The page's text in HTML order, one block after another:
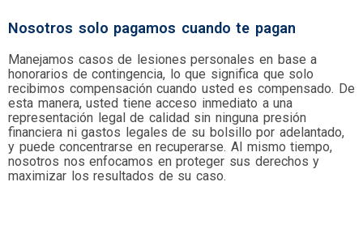
Nosotros solo pagamos cuando te pagan
Manejamos casos de lesiones personales en base a
honorarios de contingencia, lo que significa que solo
recibimos compensación cuando usted es compensado. De
esta manera, usted tiene acceso inmediato a una
representación legal de calidad sin ninguna presión
financiera ni gastos legales de su bolsillo por adelantado,
y puede concentrarse en recuperarse. Al mismo tiempo,
nosotros nos enfocamos en proteger sus derechos y
maximizar los resultados de su caso.